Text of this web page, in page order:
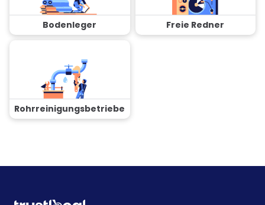
Bodenleger Freie Redner
Rohrreinigungsbetriebe